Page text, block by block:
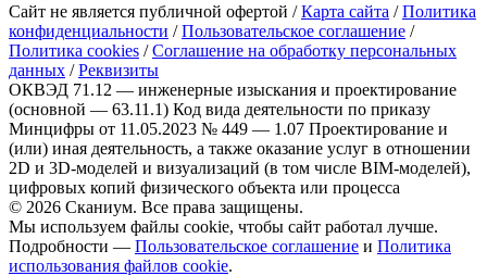
Сайт не является публичной офертой / Карта сайта / Политика
конфиденциальности / Пользовательское соглашение /
Политика cookies / Соглашение на обработку персональных
данных / Реквизиты
ОКВЭД 71.12 — инженерные изыскания и проектирование
(основной — 63.11.1) Код вида деятельности по приказу
Минцифры от 11.05.2023 № 449 — 1.07 Проектирование и
(или) иная деятельность, а также оказание услуг в отношении
2D и 3D-моделей и визуализаций (в том числе BIM-моделей),
цифровых копий физического объекта или процесса
© 2026 Сканиум. Все права защищены.
Мы используем файлы cookie, чтобы сайт работал лучше.
Подробности — Пользовательское соглашение и Политика
использования файлов cookie.